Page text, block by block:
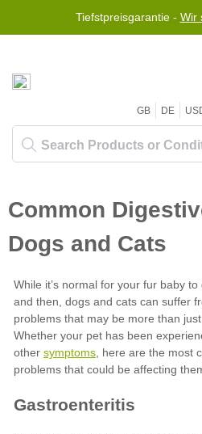
Tiefstpreisgarantie - Wir
Kostenloser weltweiter
GB DE
symptoms